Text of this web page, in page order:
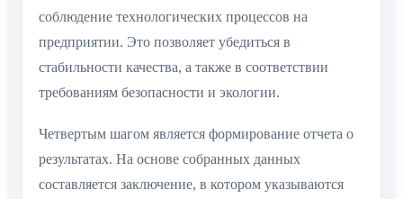
соблюдение технологических процессов на
предприятии. Это позволяет убедиться в
стабильности качества, а также в соответствии
требованиям безопасности и экологии.
Четвертым шагом является формирование отчета о
результатах. На основе собранных данных
составляется заключение, в котором указываются